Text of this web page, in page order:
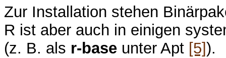
Zur Installation stehen
R ist aber auch in einigen
(z. B. als r-base unter Apt [5]).